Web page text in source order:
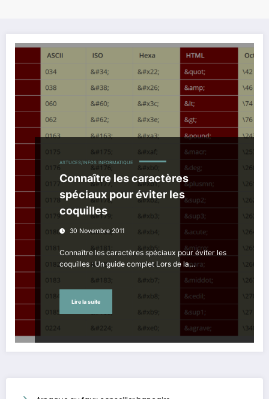
ASTUCES/INFOS INFORMATIQUE
Connaître les caractères
spéciaux pour éviter les
coquilles
30 Novembre 2011
Connaître les caractères spéciaux pour éviter les
coquilles : Un guide complet Lors de la…
Lire la suite